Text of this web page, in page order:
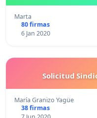
Marta
80 firmas
6 Jan 2020
Solicitud
María Granizo Yagüe
38 firmas